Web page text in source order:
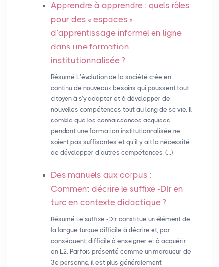
Apprendre à apprendre : quels rôles
pour des « espaces »
d’apprentissage informel en ligne
dans une formation
institutionnalisée?
Résumé L’évolution de la société crée en
continu de nouveaux besoins qui poussent tout
citoyen à s’y adapter et à développer de
nouvelles compétences tout au long de sa vie. Il
semble que les connaissances acquises
pendant une formation institutionnalisée ne
soient pas suffisantes et qu’il y ait la nécessité
de développer d’autres compétences. (…)
Des manuels aux corpus :
Comment décrire le suffixe -DIr en
turc en contexte didactique?
Résumé Le suffixe -DIr constitue un élément de
la langue turque difficile à décrire et, par
conséquent, difficile à enseigner et à acquérir
en L2. Parfois présenté comme un marqueur de
3e personne, il est plus généralement